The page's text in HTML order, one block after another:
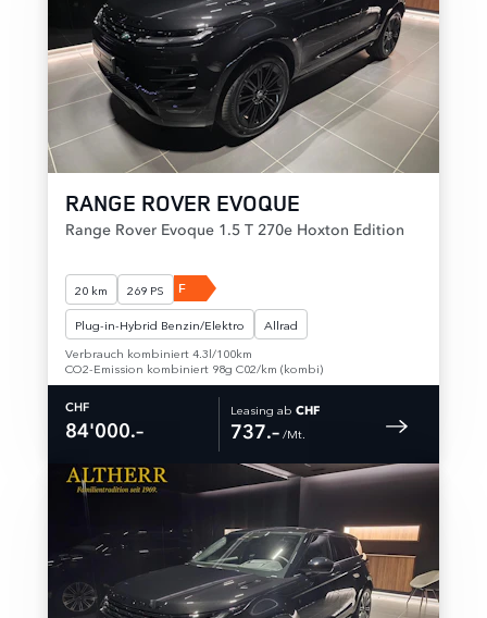
RANGE ROVER EVOQUE
Range Rover Evoque 1.5 T 270e Hoxton Edition
20 km 269 PS F
Plug-in-Hybrid Benzin/Elektro
Allrad
Verbrauch kombiniert 4.3l/100km
CO2-Emission kombiniert 98g C02/km (kombi)
CHF
84'000.–
Leasing ab CHF
737.– /Mt.